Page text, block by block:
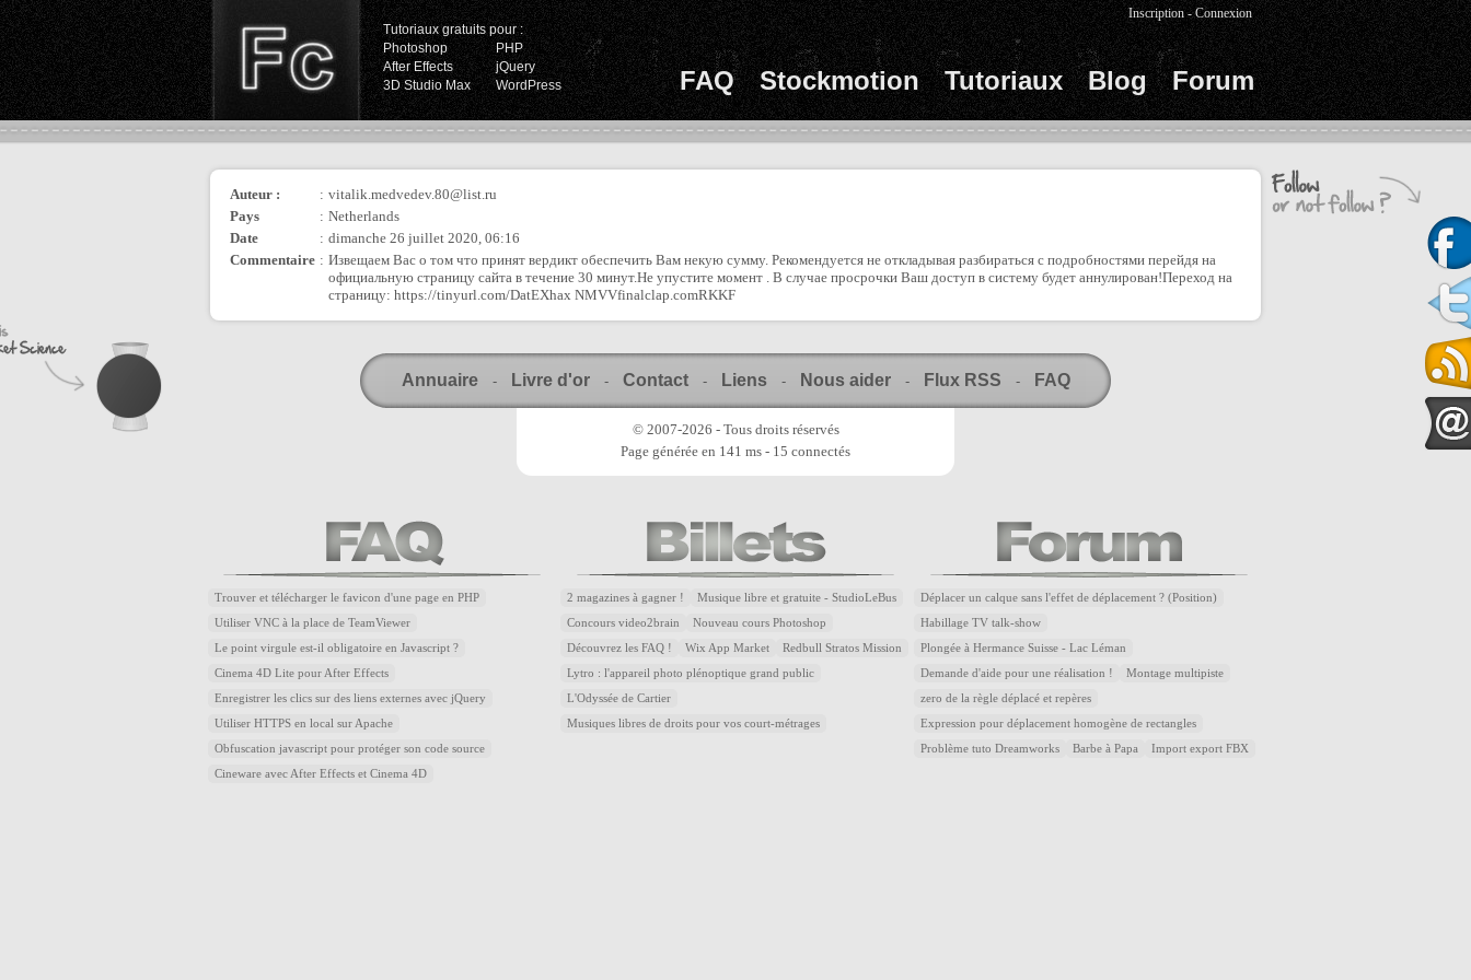
Tutoriaux gratuits pour :
Photoshop
PHP
After Effects
jQuery
3D Studio Max
WordPress FAQ Stockmotion Tutoriaux Blog Forum
Inscription -Connexion
Auteur : : vitalik.medvedev.80@list.ru
Pays
: Netherlands
Date
: dimanche 26 juillet 2020, 06:16
Commentaire : Извещаем Вас о том что принят вердикт обеспечить Вам некую сумму. Рекомендуется не откладывая разбираться с подробностями перейдя на
официальную страницу сайта в течение 30 минут.Не упустите момент . В случае просрочки Ваш доступ в систему будет аннулирован!Переход на
страницу: https://tinyurl.com/DatEXhax NMVVfinalclap.comRKKF
Annuaire - Livre d'or - Contact - Liens - Nous aider - Flux RSS - FAQ
© 2007-2026 - Tous droits réservés
Page générée en 141 ms - 15 connectés
Trouver et télécharger le favicon d'une page en PHP
Utiliser VNC à la place de TeamViewer
Le point virgule est-il obligatoire en Javascript ?
Cinema 4D Lite pour After Effects
Enregistrer les clics sur des liens externes avec jQuery
Utiliser HTTPS en local sur Apache
Obfuscation javascript pour protéger son code source
Cineware avec After Effects et Cinema 4D
2 magazines à gagner ! Musique libre et gratuite - StudioLeBus
Concours video2brain Nouveau cours Photoshop
Découvrez les FAQ ! Wix App Market Redbull Stratos Mission
Lytro : l'appareil photo plénoptique grand public
L'Odyssée de Cartier
Musiques libres de droits pour vos court-métrages
Déplacer un calque sans l'effet de déplacement ? (Position)
Habillage TV talk-show
Plongée à Hermance Suisse - Lac Léman
Demande d'aide pour une réalisation ! Montage multipiste
zero de la règle déplacé et repères
Expression pour déplacement homogène de rectangles
Problème tuto Dreamworks Barbe à Papa Import export FBX